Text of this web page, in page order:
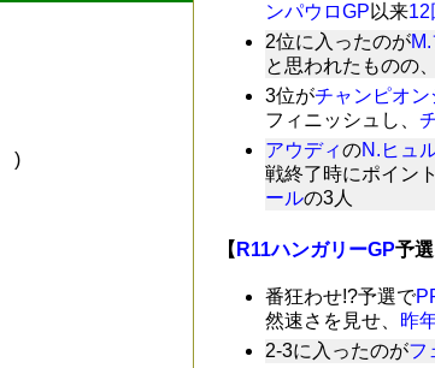
)
ンパウロGP以来12
2位に入ったのが
と思われたものの
3位がチャンピオン
フィニッシュし、
アウディのN.ヒュ
戦終了時にポイン
ールの3人
【 R11ハンガリーGP予選
番狂わせ!?予選で
然速さを見せ、 昨
2-3に入ったのがフ